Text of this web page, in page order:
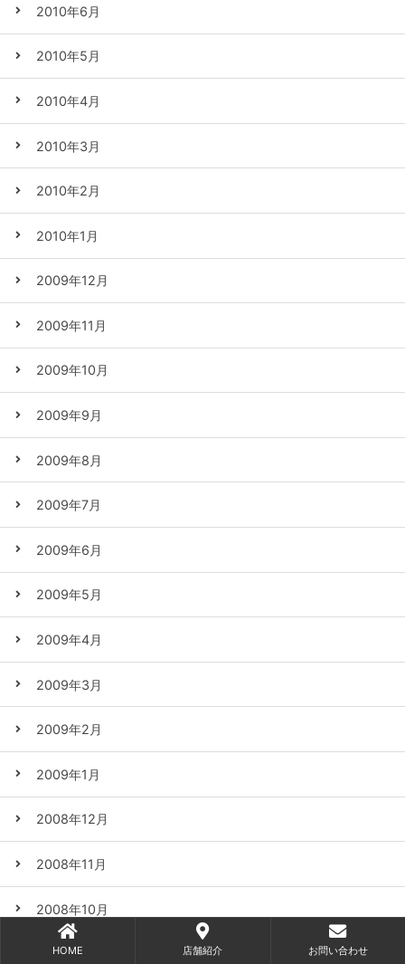
2010年6月
2010年5月
2010年4月
2010年3月
2010年2月
2010年1月
2009年12月
2009年11月
2009年10月
2009年9月
2009年8月
2009年7月
2009年6月
2009年5月
2009年4月
2009年3月
2009年2月
2009年1月
2008年12月
2008年11月
2008年10月
2008年9月
HOME 店舗紹介 お問い合わせ